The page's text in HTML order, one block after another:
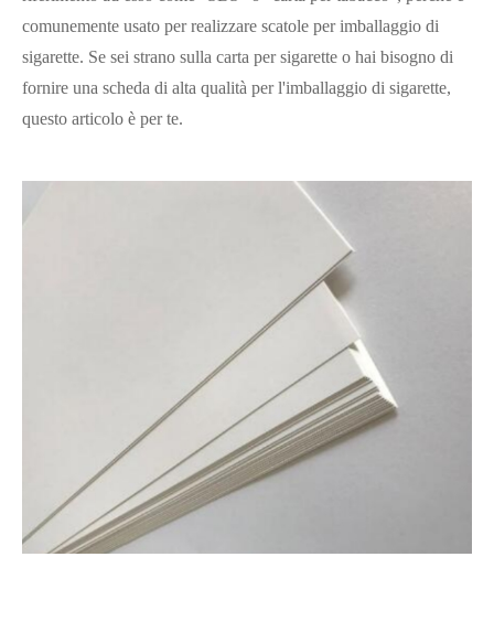
comunemente usato per realizzare scatole per imballaggio di
sigarette. Se sei strano sulla carta per sigarette o hai bisogno di
fornire una scheda di alta qualità per l'imballaggio di sigarette,
questo articolo è per te.